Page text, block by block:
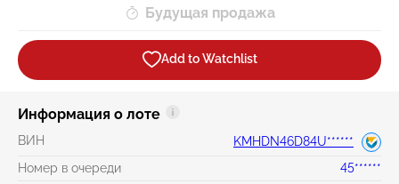
Будущая продажа
Add to Watchlist
Информация о лоте
ВИН
KMHDN46D84U******
Номер в очереди
45******